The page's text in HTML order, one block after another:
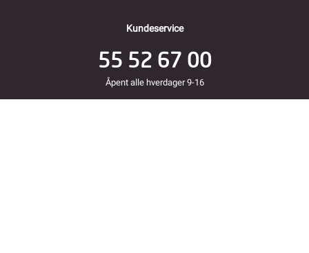
Kundeservice
55 52 67 00
Åpent alle hverdager 9-16